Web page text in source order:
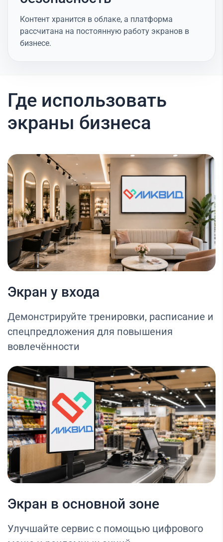
Контент хранится в облаке, а платформа
рассчитана на постоянную работу экранов в
бизнесе.
Где использовать
экраны бизнеса
Экран у входа
Демонстрируйте тренировки, расписание и
спецпредложения для повышения
вовлечённости
Экран в основной зоне
Улучшайте сервис с помощью цифрового